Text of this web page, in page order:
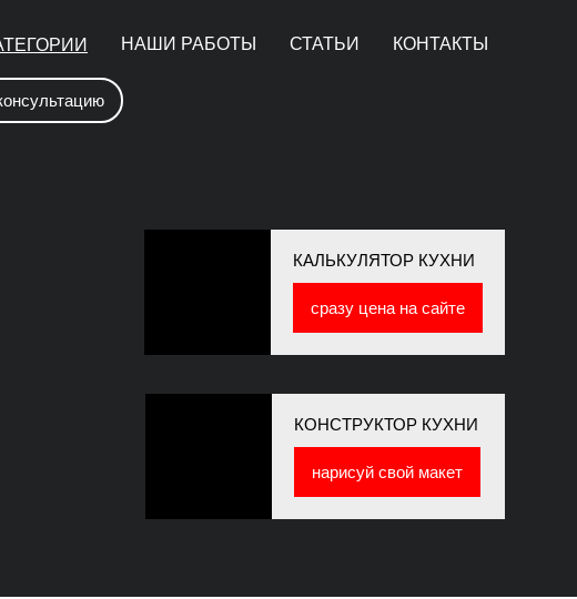
НАШИ РАБОТЫ СТАТЬИ КОНТАКТЫ
КАЛЬКУЛЯТОР КУХНИ
сразу цена на сайте
КОНСТРУКТОР КУХНИ
нарисуй свой макет